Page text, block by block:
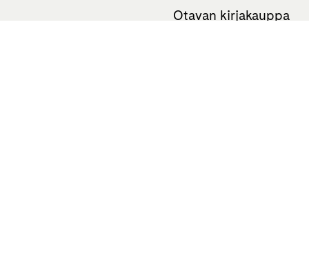
Otavan kirjakauppa